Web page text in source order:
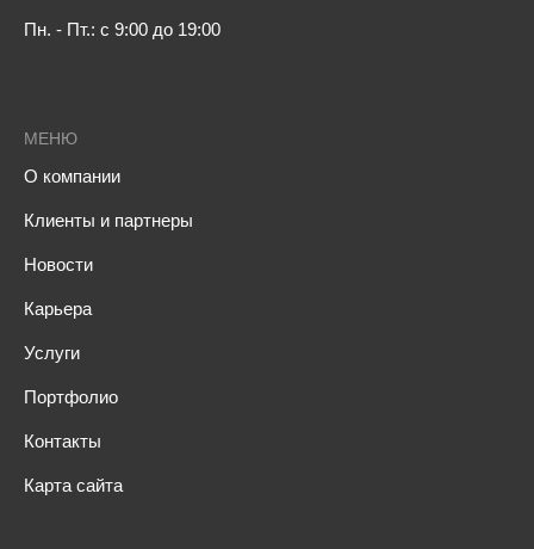
МЕНЮ
О компании
Клиенты и партнеры
Новости
Карьера
Услуги
Портфолио
Контакты
Карта сайта
Пн. - Пт.: с 9:00 до 19:00